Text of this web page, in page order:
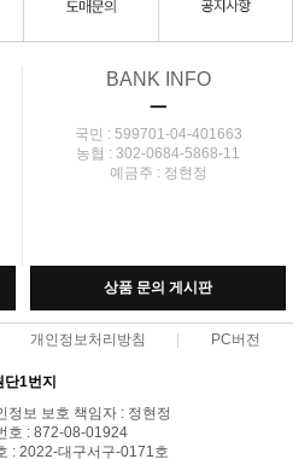
BANK INFO
ㅡ
국민 : 599701-04-401663
농협 : 302-0684-5868-11
예금주 : 정현정
상품 문의 게시판
개인정보처리방침 PC버전
단1번지
정보 보호 책임자 : 정현정
호 : 872-08-01924
: 2022-대구서구-0171호